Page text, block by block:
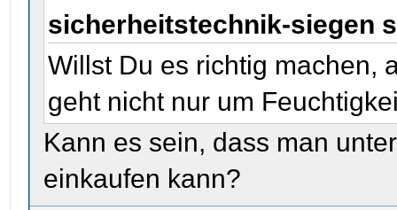
sicherheitstechnik-siegen
Willst Du es richtig machen,
geht nicht nur um
Kann es sein, dass man
einkaufen kann?